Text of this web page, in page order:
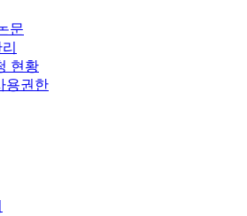
문
현황
용권한